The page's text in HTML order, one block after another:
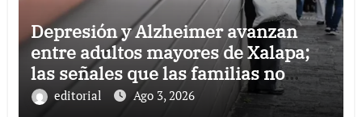
Depresión y Alzheimer avanzan
entre adultos mayores de Xalapa;
las señales que las familias no
deben ignorar
editorial Ago 3, 2026